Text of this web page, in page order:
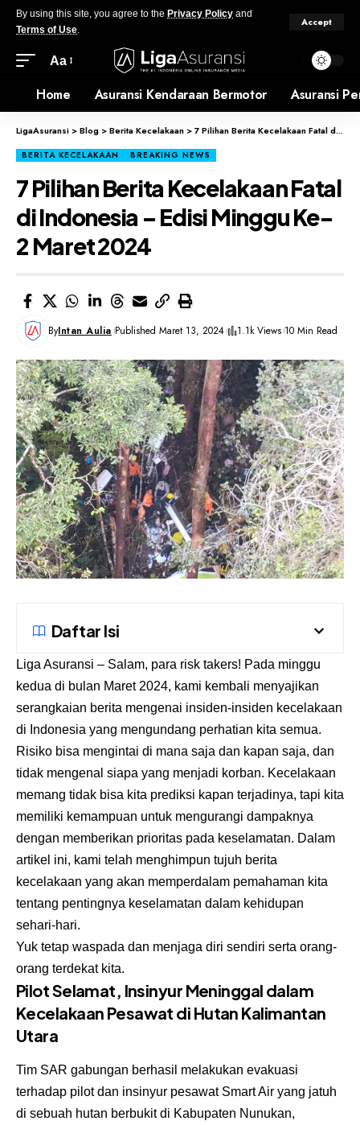
By using this site, you agree to the Privacy Policy and
Terms of Use.
Accept
Aa
Home Asuransi Kendaraan Bermotor Asuransi
LigaAsuransi >Blog >Berita Kecelakaan >7 Pilihan Berita Kecelakaan Fatal di Indonesia – Edisi Minggu Ke-2 Maret 2024
BERITA KECELAKAAN BREAKING NEWS
7 Pilihan Berita Kecelakaan Fatal
di Indonesia – Edisi Minggu Ke-
2 Maret 2024
ByIntan Aulia Published Maret 13, 2024 1.1k Views 10 Min Read
Daftar Isi
Liga Asuransi – Salam, para risk takers! Pada minggu
kedua di bulan Maret 2024, kami kembali menyajikan
serangkaian berita mengenai insiden-insiden kecelakaan
di Indonesia yang mengundang perhatian kita semua.
Risiko bisa mengintai di mana saja dan kapan saja, dan
tidak mengenal siapa yang menjadi korban. Kecelakaan
memang tidak bisa kita prediksi kapan terjadinya, tapi kita
memiliki kemampuan untuk mengurangi dampaknya
dengan memberikan prioritas pada keselamatan. Dalam
artikel ini, kami telah menghimpun tujuh berita
kecelakaan yang akan memperdalam pemahaman kita
tentang pentingnya keselamatan dalam kehidupan
sehari-hari.
Yuk tetap waspada dan menjaga diri sendiri serta orang-
orang terdekat kita.
Pilot Selamat, Insinyur Meninggal dalam
Kecelakaan Pesawat di Hutan Kalimantan
Utara
Tim SAR gabungan berhasil melakukan evakuasi
terhadap pilot dan insinyur pesawat Smart Air yang jatuh
di sebuah hutan berbukit di Kabupaten Nunukan,